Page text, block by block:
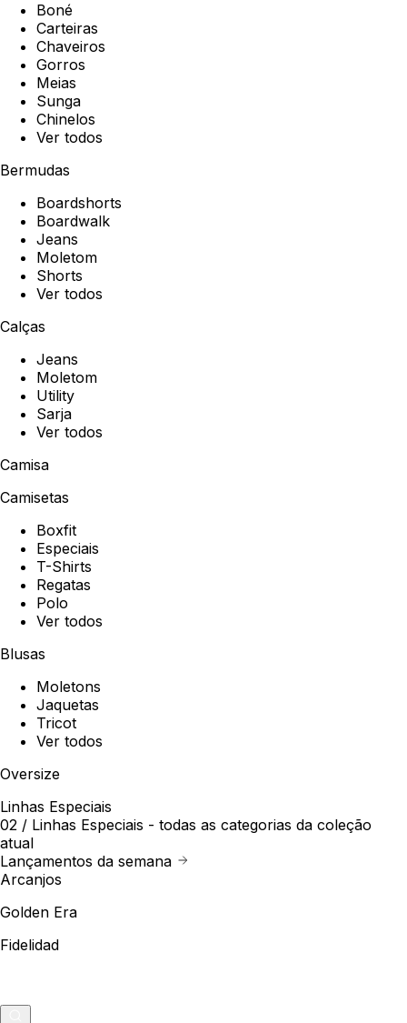
Boné
Carteiras
Chaveiros
Gorros
Meias
Sunga
Chinelos
Ver todos
Bermudas
Boardshorts
Boardwalk
Jeans
Moletom
Shorts
Ver todos
Calças
Jeans
Moletom
Utility
Sarja
Ver todos
Camisa
Camisetas
Boxfit
Especiais
T-Shirts
Regatas
Polo
Ver todos
Blusas
Moletons
Jaquetas
Tricot
Ver todos
Oversize
Linhas Especiais
02 / Linhas Especiais - todas as categorias da coleção
atual
Lançamentos da semana
Arcanjos
Golden Era
Fidelidad